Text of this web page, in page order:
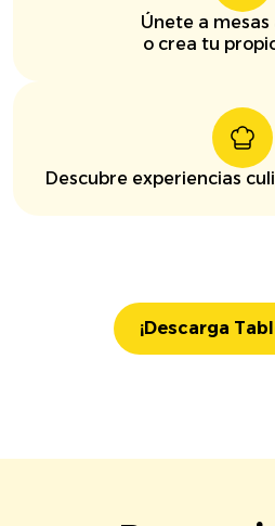
Únete a
o crea tu
Descubre experiencias
¡Descarga